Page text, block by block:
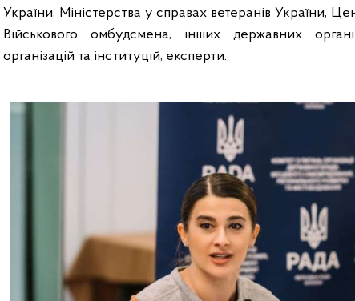
України, Міністерства у справах ветеранів України,
Військового омбудсмена, інших державних
організацій та інституцій, експерти.